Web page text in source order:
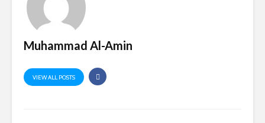
Muhammad Al-Amin
VIEW ALL POSTS